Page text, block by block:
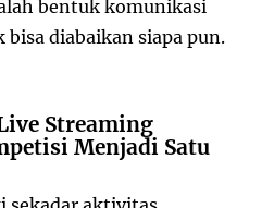
bentuk komunikasi
diabaikan siapa pun.
Streaming
Menjadi Satu